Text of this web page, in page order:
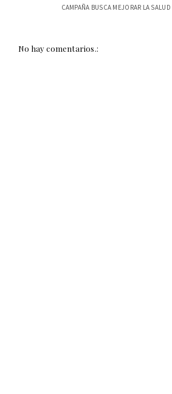
CAMPAÑA BUSCA MEJORAR LA
No hay comentarios.: